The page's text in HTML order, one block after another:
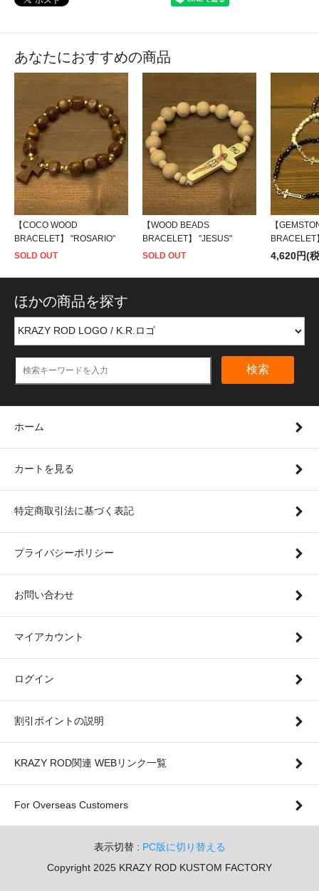
あなたにおすすめの商品
【COCO WOOD
BRACELET】 "ROSARIO"
SOLD OUT
【WOOD BEADS
BRACELET】 "JESUS"
SOLD OUT
【
BRACELET
4,620円(
ほかの商品を探す
検索
ホーム
カートを見る
特定商取引法に基づく表記
プライバシーポリシー
お問い合わせ
マイアカウント
ログイン
割引ポイントの説明
KRAZY ROD関連 WEBリンク一覧
For Overseas Customers
表示切替 : PC版に切り替える
Copyright 2025 KRAZY ROD KUSTOM FACTORY